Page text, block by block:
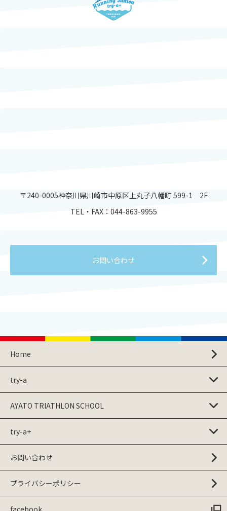
〒240-0005神奈川県川崎市中原区上丸子八幡町 599-1 2F
TEL・FAX： 044-863-9955
お問い合わせ
Home
try-a
AYATO TRIATHLON SCHOOL
try-a+
お問い合わせ
プライバシーポリシー